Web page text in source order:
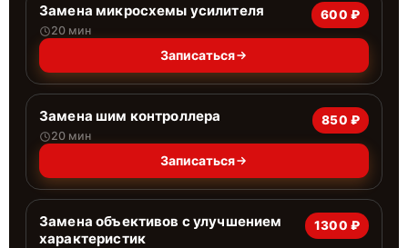
Замена микросхемы усилителя
20 мин
600 ₽
Записаться
Замена шим контроллера
20 мин
850 ₽
Записаться
Замена объективов с улучшением
характеристик
1300 ₽